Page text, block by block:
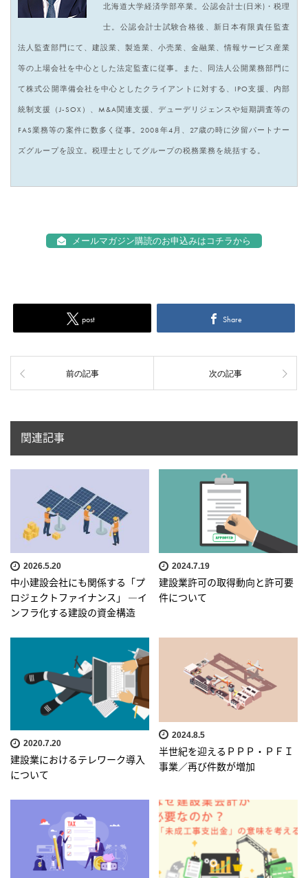
北海道大学経済学部卒業。公認会計士(日米)・税理
士。公認会計士試験合格後、新日本有限責任監査
法人監査部門にて、建設業、製造業、小売業、金融業、情報サービス産業
等の上場会社を中心とした法定監査に従事。また、同法人公開業務部門に
て株式公開準備会社を中心としたクライアントに対する、IPO支援、内部
統制支援（J-SOX）、M&A関連支援、デューデリジェンスや短期調査等の
FAS業務等の案件に数多く従事。2008年4月、27歳の時に汐留パートナー
ズグループを設立。税理士としてグループの税務業務を統括する。
メールマガジン購読のお申込みはコチラから
post Share
前の記事 次の記事
関連記事
2026.5.20
中小建設会社にも関係する「プ
ロジェクトファイナンス」 ―イ
ンフラ化する建設の資金構造
2024.7.19
建設業許可の取得動向と許可要
件について
2020.7.20
建設業におけるテレワーク導入
について
2024.8.5
半世紀を迎えるＰＰＰ・ＰＦＩ
事業／再び件数が増加